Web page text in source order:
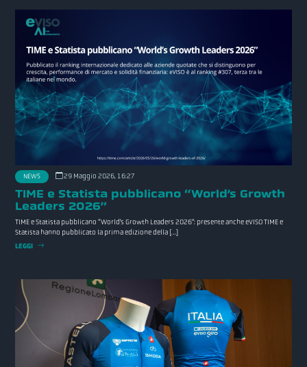
NEWS 29 Maggio 2026, 16:27
TIME e Statista pubblicano “World’s Growth
Leaders 2026”
TIME e Statista pubblicano “World’s Growth Leaders 2026”: presente anche eVISO TIME e
Statista hanno pubblicato la prima edizione della […]
LEGGI